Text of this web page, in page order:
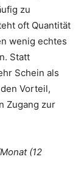
zu
oft Quantität
wenig echtes
Statt
Schein als
Vorteil,
Zugang zur
(12